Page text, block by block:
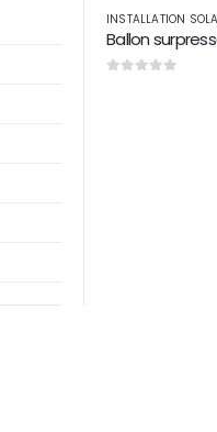
Ballon